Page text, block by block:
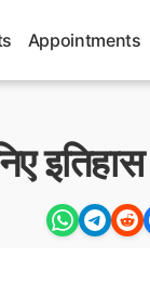
Appointments